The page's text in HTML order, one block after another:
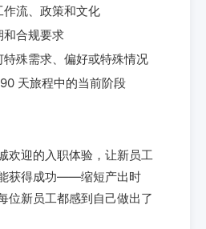
流、政策和文化
和合规要求
殊需求、偏好或特殊情况
天旅程中的当前阶段
欢迎的入职体验，让新员工
获得成功——缩短产出时
位新员工都感到自己做出了